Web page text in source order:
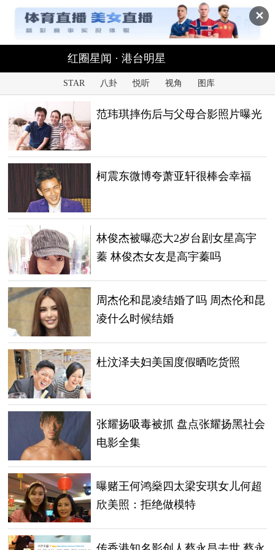
✕
红圈星闻 · 港台明星
STAR 八卦 悦听 视角 图库
范玮琪摔伤后与父母合影照片曝光
柯震东微博夸萧亚轩很棒会幸福
林俊杰被曝恋大2岁台剧女星高宇
蓁 林俊杰女友是高宇蓁吗
周杰伦和昆凌结婚了吗 周杰伦和昆
凌什么时候结婚
杜汶泽夫妇美国度假晒吃货照
张耀扬吸毒被抓 盘点张耀扬黑社会
电影全集
曝赌王何鸿燊四太梁安琪女儿何超
欣美照：拒绝做模特